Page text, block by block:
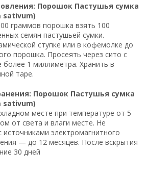
Порошок Пастушья сумка
sativum)
граммов порошка взять 100
семян пастушьей сумки.
ступке или в кофемолке до
порошка. Просеять через сито с
более 1 миллиметра. Хранить в
таре.
Порошок Пастушья сумка
sativum)
месте при температуре от 5
от света и влаги месте. Не
источниками электромагнитного
— до 12 месяцев. После вскрытия
30 дней